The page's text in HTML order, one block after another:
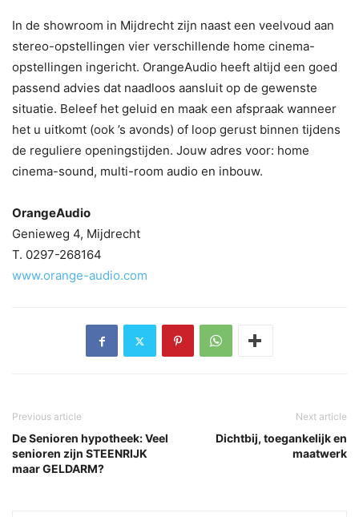
In de showroom in Mijdrecht zijn naast een veelvoud aan
stereo-opstellingen vier verschillende home cinema-
opstellingen ingericht. OrangeAudio heeft altijd een goed
passend advies dat naadloos aansluit op de gewenste
situatie. Beleef het geluid en maak een afspraak wanneer
het u uitkomt (ook ’s avonds) of loop gerust binnen tijdens
de reguliere openingstijden. Jouw adres voor: home
cinema-sound, multi-room audio en inbouw.
OrangeAudio
Genieweg 4, Mijdrecht
T. 0297-268164
www.orange-audio.com
Previous article
De Senioren hypotheek: Veel
senioren zijn STEENRIJK
maar GELDARM?
Next article
Dichtbij, toegankelijk en
maatwerk